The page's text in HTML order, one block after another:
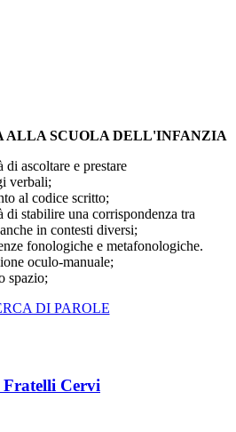
ALLA SCUOLA DELL'INFANZIA
di ascoltare e prestare
verbali;
al codice scritto;
di stabilire una corrispondenza tra
in contesti diversi;
fonologiche e metafonologiche.
oculo-manuale;
spazio;
DI PAROLE
Cervi